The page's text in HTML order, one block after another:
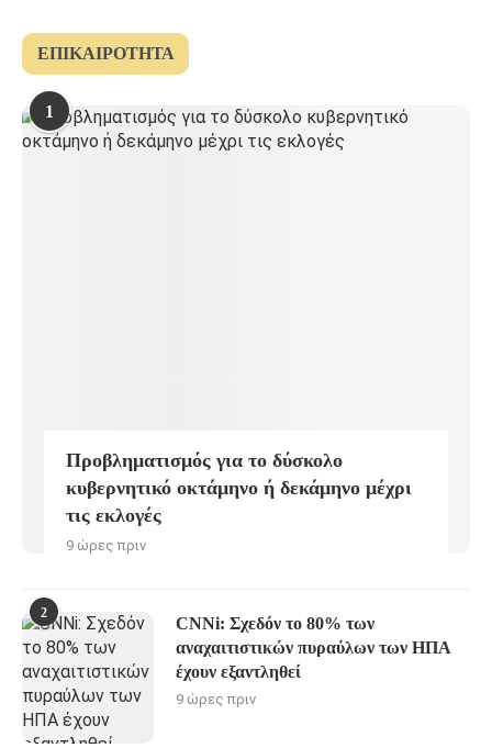
ΕΠΙΚΑΙΡΌΤΗΤΑ
1
Προβληματισμός για το δύσκολο
κυβερνητικό οκτάμηνο ή δεκάμηνο μέχρι
τις εκλογές
9 ώρες πριν
2
CNNi: Σχεδόν το 80% των
αναχαιτιστικών πυραύλων των ΗΠΑ
έχουν εξαντληθεί
9 ώρες πριν